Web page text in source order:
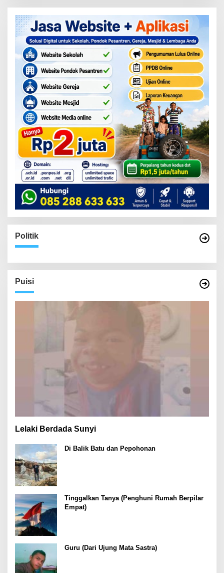
Politik
Puisi
Lelaki Berdada Sunyi
Di Balik Batu dan Pepohonan
Tinggalkan Tanya (Penghuni Rumah Berpilar
Empat)
Guru (Dari Ujung Mata Sastra)